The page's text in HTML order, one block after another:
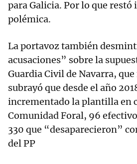
para Galicia. Por lo que
polémica.
La portavoz también
acusaciones” sobre la
Guardia Civil de Navarra, que
subrayó que desde el año
incrementado la plantilla en
Comunidad Foral, 96
330 que “desaparecieron”
del PP